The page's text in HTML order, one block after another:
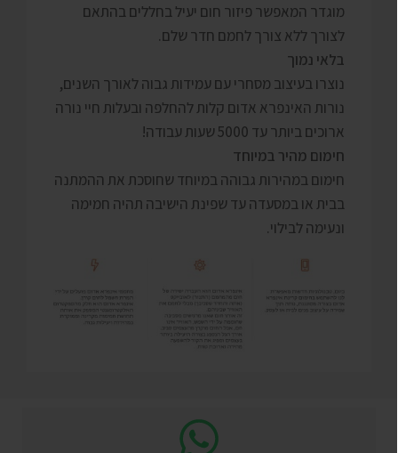
מוגדר המאפשר פיזור חום יעיל בחללים בהתאם
לצורך ללא צורך לחמם חדר שלם.
בלאי נמוך
נוצרו בעיצוב מסחרי עם עמידות גבוה לאורך השנים,
נורות האינפרא אדום קלות להחלפה ובעלות חיי נורה
ארוכים ביותר עד 5000 שעות עבודה!
חימום מהיר במיוחד
חימום במהירות גבוהה במיוחד שחוסכת את ההמתנה
בבית או במסעדה עד שפינת הישיבה תהיה חמימה
ונעימה לבילוי.